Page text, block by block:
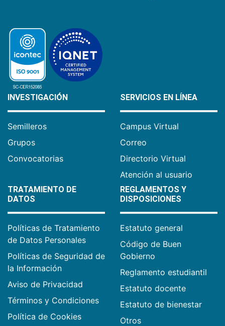
INVESTIGACIÓN
Semilleros
Grupos
Convocatorias
SERVICIOS EN LÍNEA
Campus Virtual
Correo
Directorio Virtual
Atención al usuario
TRATAMIENTO DE
DATOS
Políticas de Tratamiento
de Datos Personales
Políticas de Seguridad de
la Información
Aviso de Privacidad
Términos y Condiciones
Política de Cookies
REGLAMENTOS Y
DISPOSICIONES
Estatuto general
Código de Buen
Gobierno
Reglamento estudiantil
Estatuto docente
Estatuto de bienestar
Otros